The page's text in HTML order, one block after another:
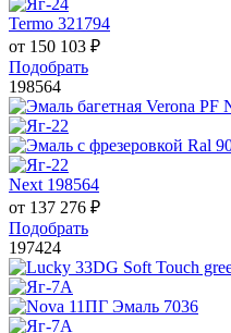
Termo 321794
от 150 103 ₽
Подобрать
198564
Next 198564
от 137 276 ₽
Подобрать
197424